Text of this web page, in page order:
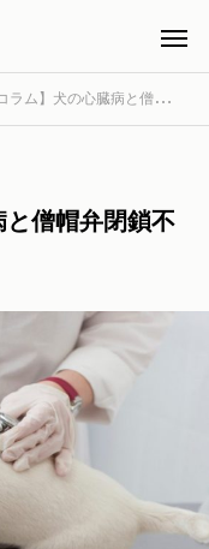
犬の心臓病と僧帽弁閉鎖不全症について
と僧帽弁閉鎖不